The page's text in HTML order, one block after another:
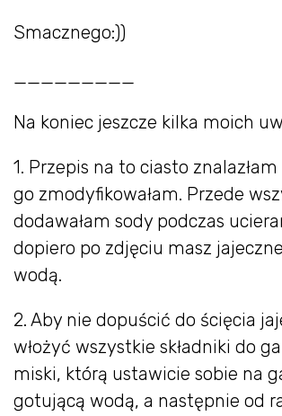
Smacznego:))
_________
Na koniec jeszcze kilka moich
1. Przepis na to ciasto znalazłam
go zmodyfikowałam. Przede
dodawałam sody podczas
dopiero po zdjęciu masz
wodą.
2. Aby nie dopuścić do ścięcia
włożyć wszystkie składniki do
miski, którą ustawicie sobie na
gotującą wodą, a następnie od